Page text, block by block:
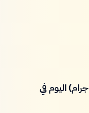
كم سعر سبيكة الذهب أونصة (31.1 جرام) اليوم في